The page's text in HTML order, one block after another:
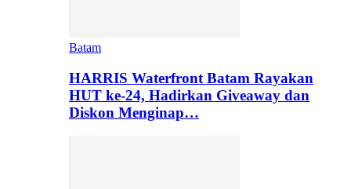
Batam
HARRIS Waterfront Batam Rayakan
HUT ke-24, Hadirkan Giveaway dan
Diskon Menginap…